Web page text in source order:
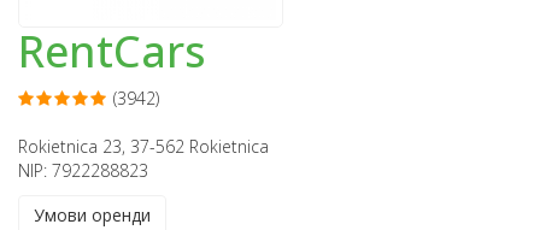
RentCars
(3942)
Rokietnica 23, 37-562 Rokietnica
NIP: 7922288823
Умови оренди